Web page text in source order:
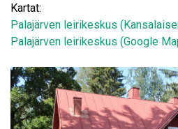
Kartat:
Palajärven leirikeskus
Palajärven leirikeskus (Google